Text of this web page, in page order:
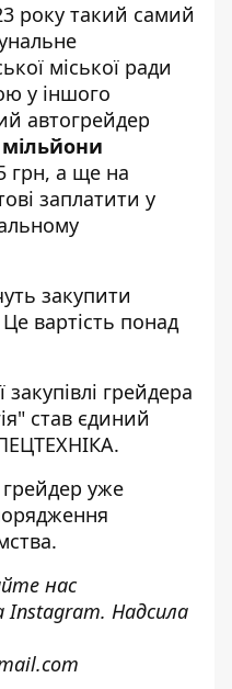
року такий самий
міської ради
у іншого
автогрейдер
грн, а ще на
заплатити у
закупити
вартість понад
грейдера
став єдиний
уже
нас
Instagram. Надсила